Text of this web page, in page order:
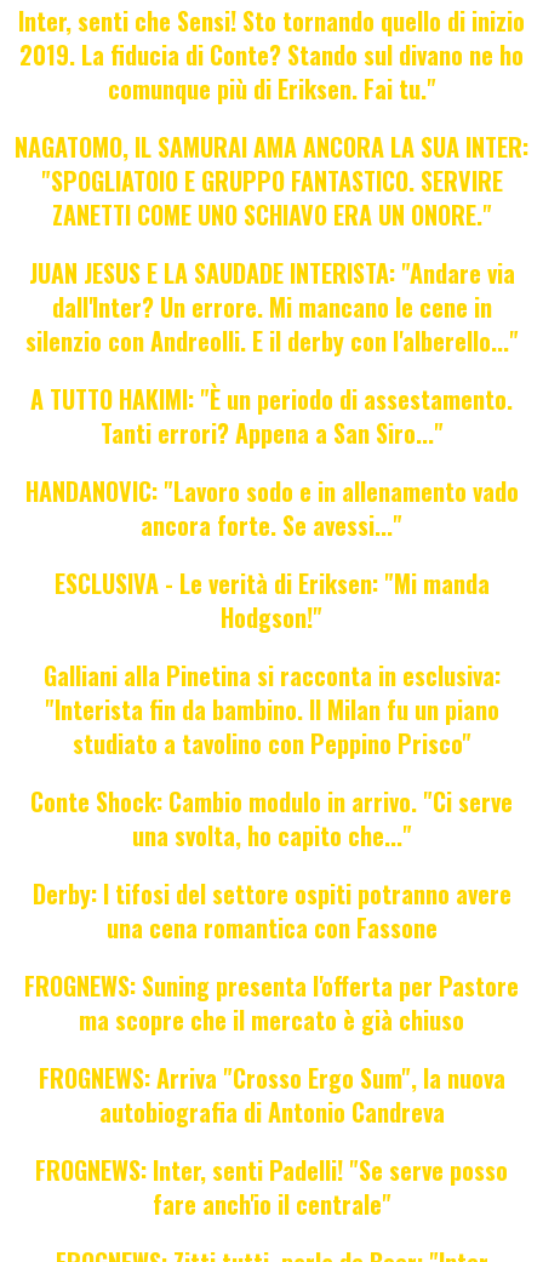
Inter, senti che Sensi! Sto tornando quello di inizio
2019. La fiducia di Conte? Stando sul divano ne ho
comunque più di Eriksen. Fai tu."
NAGATOMO, IL SAMURAI AMA ANCORA LA SUA INTER:
"SPOGLIATOIO E GRUPPO FANTASTICO. SERVIRE
ZANETTI COME UNO SCHIAVO ERA UN ONORE."
JUAN JESUS E LA SAUDADE INTERISTA: "Andare via
dall'Inter? Un errore. Mi mancano le cene in
silenzio con Andreolli. E il derby con l'alberello..."
A TUTTO HAKIMI: "È un periodo di assestamento.
Tanti errori? Appena a San Siro..."
HANDANOVIC: "Lavoro sodo e in allenamento vado
ancora forte. Se avessi..."
ESCLUSIVA - Le verità di Eriksen: "Mi manda
Hodgson!"
Galliani alla Pinetina si racconta in esclusiva:
"Interista fin da bambino. Il Milan fu un piano
studiato a tavolino con Peppino Prisco"
Conte Shock: Cambio modulo in arrivo. "Ci serve
una svolta, ho capito che..."
Derby: I tifosi del settore ospiti potranno avere
una cena romantica con Fassone
FROGNEWS: Suning presenta l'offerta per Pastore
ma scopre che il mercato è già chiuso
FROGNEWS: Arriva "Crosso Ergo Sum", la nuova
autobiografia di Antonio Candreva
FROGNEWS: Inter, senti Padelli! "Se serve posso
fare anch'io il centrale"